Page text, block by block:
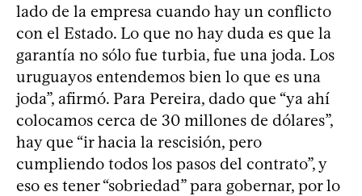
lado de la empresa cuando hay un conflicto
con el Estado. Lo que no hay duda es que la
garantía no sólo fue turbia, fue una joda. Los
uruguayos entendemos bien lo que es una
joda”, afirmó. Para Pereira, dado que “ya ahí
colocamos cerca de 30 millones de dólares”,
hay que “ir hacia la rescisión, pero
cumpliendo todos los pasos del contrato”, y
eso es tener “sobriedad” para gobernar, por lo